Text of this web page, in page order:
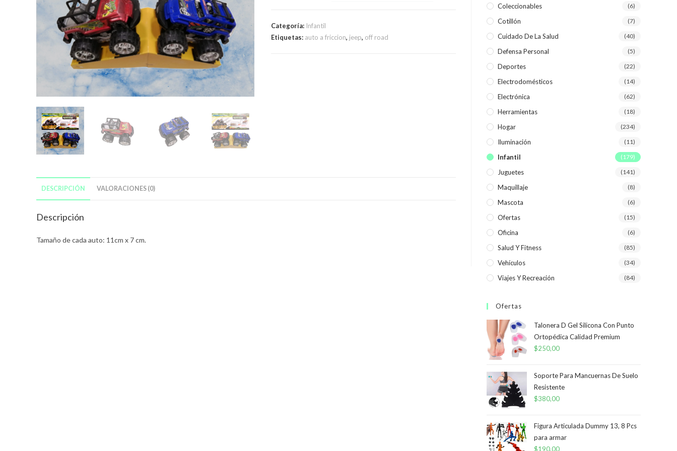
Categoría: Infantil
Etiquetas: auto a friccion, jeep, off road
DESCRIPCIÓN VALORACIONES (0)
Descripción
Tamaño de cada auto: 11cm x 7 cm.
Coleccionables (6)
Cotillón (7)
Cuidado De La Salud (40)
Defensa Personal (5)
Deportes (22)
Electrodomésticos (14)
Electrónica (62)
Herramientas (18)
Hogar (234)
Iluminación (11)
Infantil (179)
Juguetes (141)
Maquillaje (8)
Mascota (6)
Ofertas (15)
Oficina (6)
Salud Y Fitness (85)
Vehículos (34)
Viajes Y Recreación (84)
Ofertas
Talonera D Gel Silicona Con Punto
Ortopédica Calidad Premium
$250,00
Soporte Para Mancuernas De Suelo
Resistente
$380,00
Figura Articulada Dummy 13, 8 Pcs
para armar
$190,00